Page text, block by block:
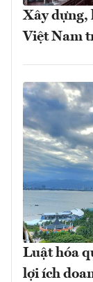
Xây dựng,
Việt Nam
Luật hóa
lợi ích